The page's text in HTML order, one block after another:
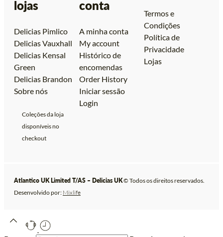
lojas
Delicias Pimlico
Delicias Vauxhall
Delicias Kensal
Green
Delicias Brandon
Sobre nós
Coleções da loja
disponíveis no
checkout
conta
A minha conta
My account
Histórico de
encomendas
Order History
Iniciar sessão
Login
Termos e
Condições
Política de
Privacidade
Lojas
Atlantico UK Limited T/AS – Delicias UK© Todos os direitos reservados.
Desenvolvido por: Mixlife